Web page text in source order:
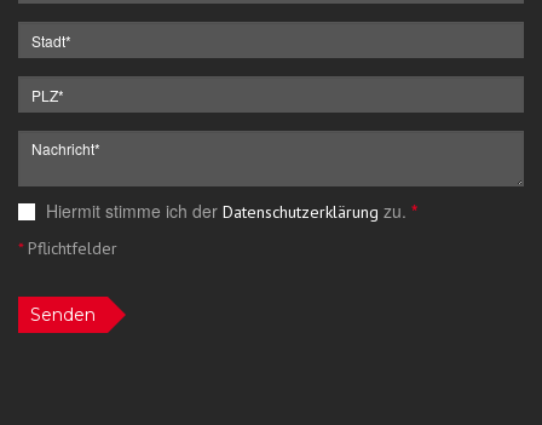
Hiermit stimme ich der Datenschutzerklärung zu. *
*Pflichtfelder
Senden